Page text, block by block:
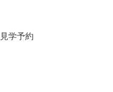
見学予約